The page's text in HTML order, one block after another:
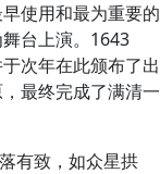
使用和最为重要的
台上演。1643
次年在此颁布了出
最终完成了满清一
有致，如众星拱